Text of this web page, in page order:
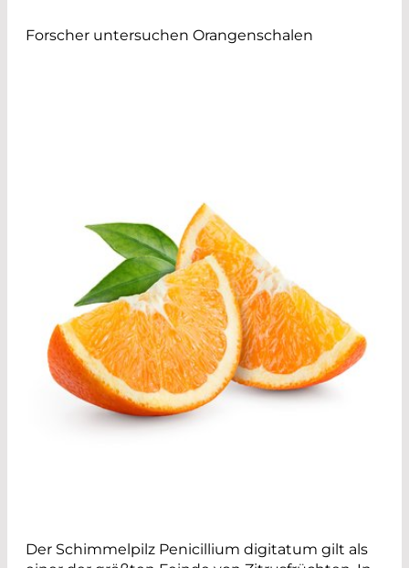
Forscher untersuchen Orangenschalen
Der Schimmelpilz Penicillium digitatum gilt als